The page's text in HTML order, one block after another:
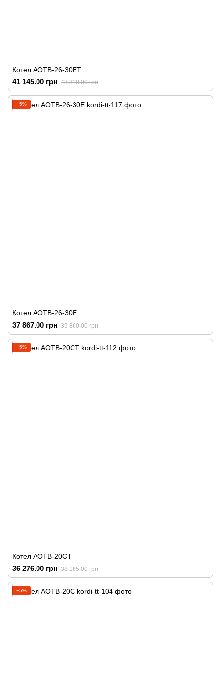
Котел АОТВ-26-30ЕТ
41 145.00 грн 43 310.00 грн
−5%
Котел АОТВ-26-30Е
37 867.00 грн 39 860.00 грн
−5%
Котел АОТВ-20СТ
36 276.00 грн 38 185.00 грн
−5%